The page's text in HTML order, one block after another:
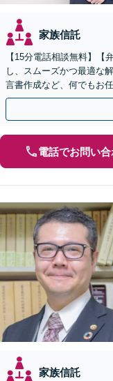
家族信託
【15分電話相談無料】【
し、スムーズかつ最適な
言書作成など、何でもお
やり取りも可能です【青
電話でお問い合
家族信託